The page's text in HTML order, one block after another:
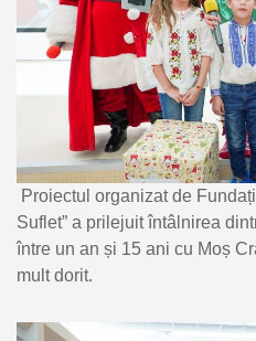
Proiectul organizat de
Suflet” a prilejuit întâlnirea
între un an și 15 ani cu Moș
mult dorit.